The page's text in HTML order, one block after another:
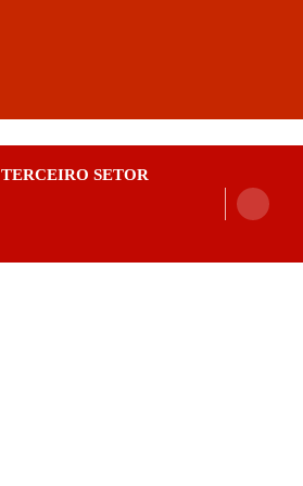
TERCEIRO SETOR